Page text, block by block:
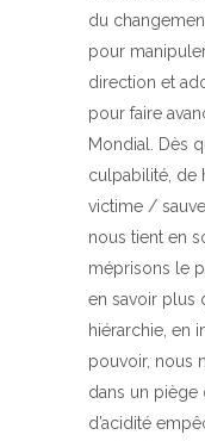
du
pour
direction et
pour faire
Mondial. Dès
culpabilité, de
victime /
nous tient en
méprisons le
en savoir plus
hiérarchie, en
pouvoir, nous
dans un piège
d’acidité